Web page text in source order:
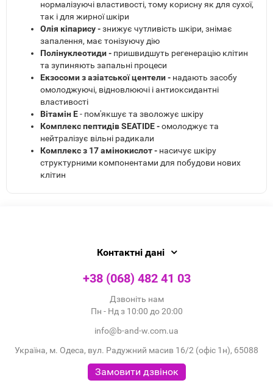
нормалізуючі властивості, тому корисну як для сухої,
так і для жирної шкіри
Олія кіпарису -знижує чутливість шкіри, знімає
запалення, має тонізуючу дію
Полінуклеотиди - пришвидшуть регенерацію клітин
та зупиняють запальні процеси
Екзосоми з азіатської центели - надають засобу
омолоджуючі, відновлюючі і антиоксидантні
властивості
Вітамін Е- пом'якшує та зволожує шкіру
Комплекс пептидів SEATIDE -омолоджує та
нейтралізує вільні радикали
Комплекс з 17 амінокислот - насичує шкіру
структурними компонентами для побудови нових
клітин
Контактні дані
+38 (068) 482 41 03
Дзвоніть нам
Пн - Нд з 10:00 до 20:00
info@b-and-w.com.ua
Україна, м. Одеса, вул. Радужний масив 16/2 (офіс 1н), 65088
Замовити дзвінок